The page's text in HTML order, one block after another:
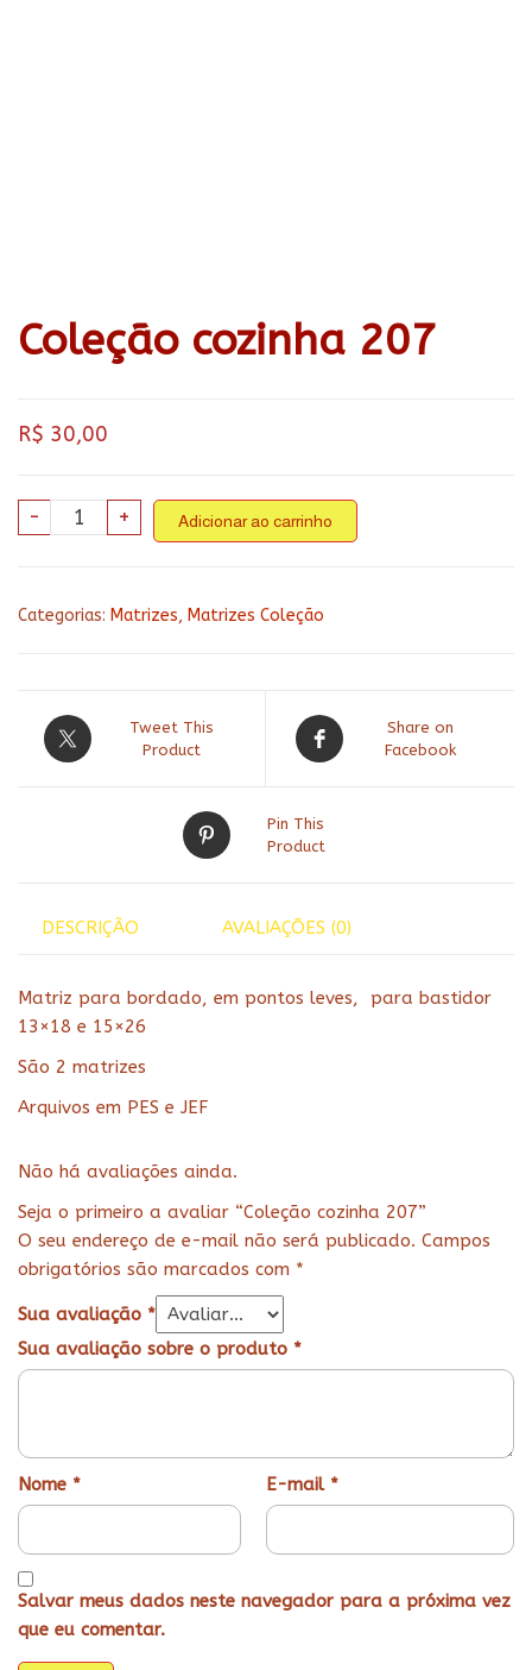
Coleção cozinha 207
R$ 30,00
-
Coleção
cozinha
+ Adicionar ao carrinho
Categorias: Matrizes, Matrizes Coleção
Tweet This
Product
Share on
Facebook
Pin This
Product
DESCRIÇÃO AVALIAÇÕES (0)
Matriz para bordado, em pontos leves, para bastidor
13×18 e 15×26
São 2 matrizes
Arquivos em PES e JEF
Não há avaliações ainda.
Seja o primeiro a avaliar “Coleção cozinha 207”
O seu endereço de e-mail não será publicado. Campos
obrigatórios são marcados com *
Sua avaliação *
Sua avaliação sobre o produto *
Nome * E-mail *
Salvar meus dados neste navegador para a próxima vez
que eu comentar.